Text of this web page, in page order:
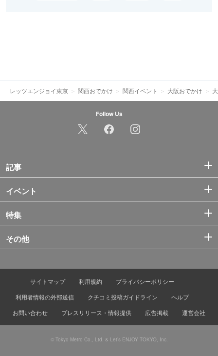
レッツエンジョイ東京 関西おでかけ 関西イベント 大阪おでかけ
Follow Us
記事
イベント
特集
その他
サイトマップ 利用規約
プライバシーポリシー
利用者情報の外部送信
クチコミ投稿ガイドライン
ヘルプ
お問い合わせ
プレスリリース・情報提供 広告掲載 運営会社
© Tokyo Metro Co., Ltd. & Let’s ENJOY TOKYO, Inc.